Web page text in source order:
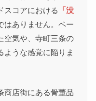
スコアにおける
「没
はありません。ペー
空気や、寺町三条の
ような感覚に陥りま
商店街にある骨董品